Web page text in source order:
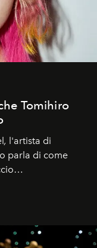
Tomihiro
, l'artista di
parla di come